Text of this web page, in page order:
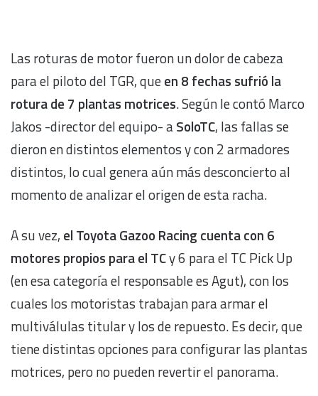
Las roturas de motor fueron un dolor de cabeza
para el piloto del TGR, queen 8 fechas sufrió la
rotura de 7 plantas motrices. Según le contó Marco
Jakos -director del equipo- aSoloTC, las fallas se
dieron en distintos elementos y con 2 armadores
distintos, lo cual genera aún más desconcierto al
momento de analizar el origen de esta racha.
A su vez, el Toyota Gazoo Racing cuenta con 6
motores propios para el TCy 6 para el TC Pick Up
(en esa categoría el responsable es Agut), con los
cuales los motoristas trabajan para armar el
multiválulas titular y los de repuesto. Es decir, que
tiene distintas opciones para configurar las plantas
motrices, pero no pueden revertir el panorama.